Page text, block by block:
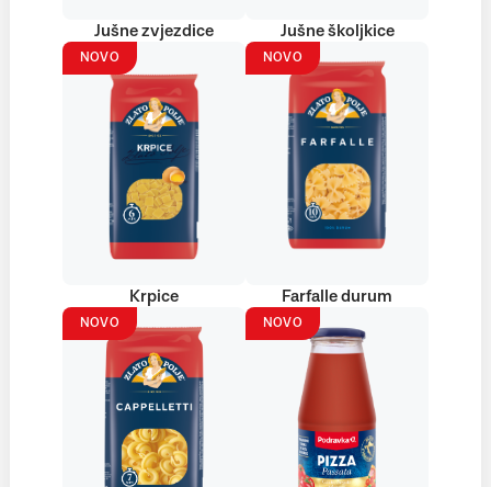
Jušne zvjezdice Jušne školjkice
NOVO
Krpice
NOVO
Farfalle durum
NOVO NOVO